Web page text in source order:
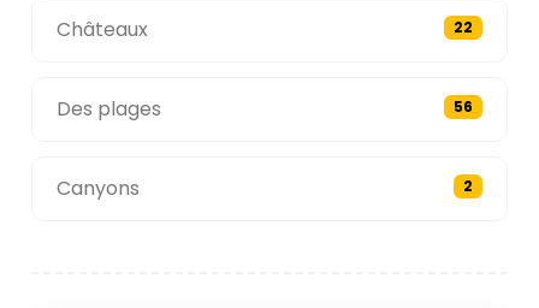
Châteaux 22
Des plages 56
Canyons 2